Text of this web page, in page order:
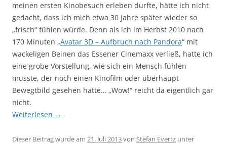
meinen ersten Kinobesuch erleben durfte, hätte ich nicht
gedacht, dass ich mich etwa 30 Jahre später wieder so
„frisch“ fühlen würde. Denn als ich im Herbst 2010 nach
170 Minuten „Avatar 3D – Aufbruch nach Pandora“ mit
wackeligen Beinen das Essener Cinemaxx verließ, hatte ich
eine grobe Vorstellung, wie sich ein Mensch fühlen
musste, der noch einen Kinofilm oder überhaupt
Bewegtbild gesehen hatte… „Wow!“ reicht da eigentlich gar
nicht.
Weiterlesen →
Dieser Beitrag wurde am 21. Juli 2013von Stefan Evertz unter